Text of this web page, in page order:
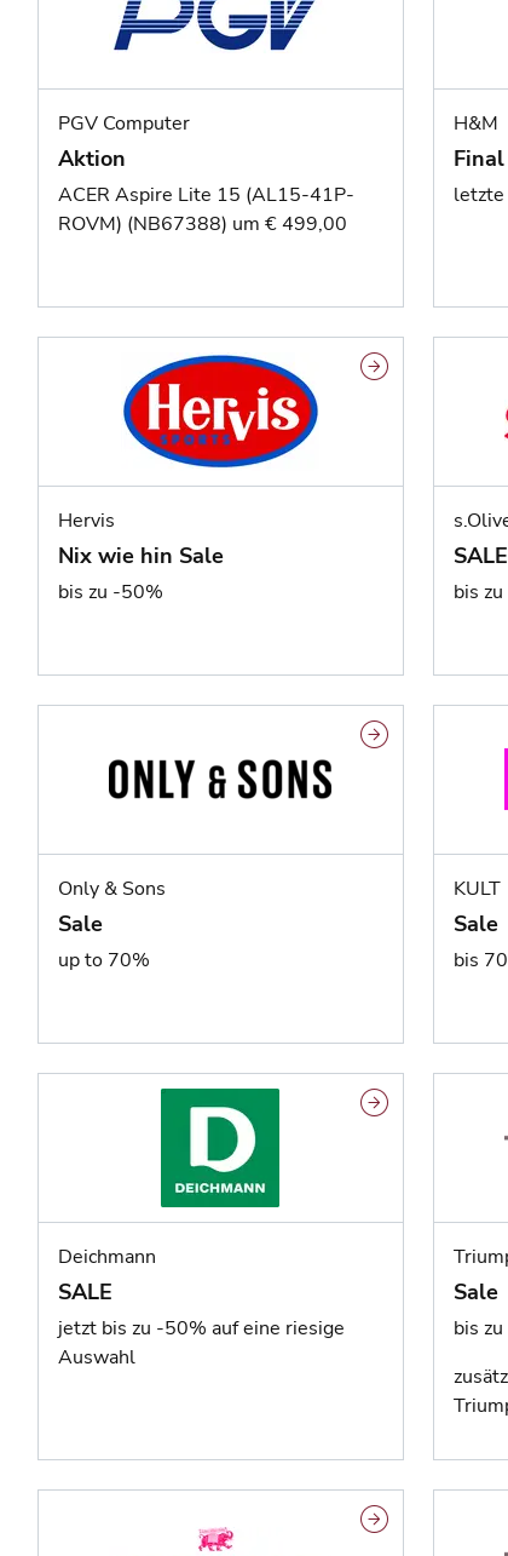
PGV Computer
Aktion
ACER Aspire Lite 15 (AL15-41P-
ROVM) (NB67388) um € 499,00
H&M
letzte
Hervis
Nix wie hin Sale
bis zu -50%
SALE
bis
Only & Sons
Sale
up to 70%
KULT
Sale
bis
Deichmann
SALE
jetzt bis zu -50% auf eine riesige
Auswahl
Sale
bis